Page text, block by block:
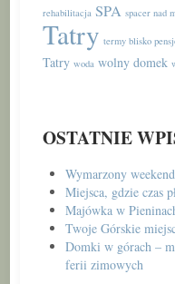
rehabilitacja SPA spacer nad
Tatry termy blisko
Tatry woda wolny domek
OSTATNIE
Wymarzony
Miejsca, gdzie czas
Majówka w
Twoje Górskie
Domki w górach –
ferii zimowych